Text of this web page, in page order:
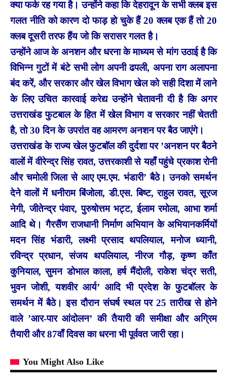
क्या फर्क रह गया है। उन्होंने कहा कि देहरादून के सभी क्लब इस
गलत नीति को कारण दो फाड़ हो चुके हैं 20 क्लब एक हैं तो 20
क्लब दूसरी तरफ हैंय जो कि सरासर गलत है।
उन्होंने आज के अनशन और धरना के माध्यम से मांग उठाई है कि
विभिन्न गुटों में बंटे सभी लोग अपनी ढपली, अपना राग अलापना
बंद करें, और सरकार और खेल विभाग खेल को सही दिशा में लाने
के लिए उचित कारवाई करेद्य उन्होंने चेतावनी दी है कि अगर
उत्तराखंड फुटबाल के हित में खेल विभाग व सरकार नहीं चेतती
है, तो 30 दिन के उपरांत वह आमरण अनशन पर बैठ जाएंगे।
उत्तराखंड के राज्य खेल फुटबॉल की दुर्दशा पर ’अनशन पर बैठने
वालों में वीरेन्द्र सिंह रावत, उत्तरकाशी से यहाँ पहुंचे प्रकाश रोनी
और चमोली जिला से आए एम.एम. भंडारी’ बैठे। उनको समर्थन
देने वालों में धनीराम बिंजोला, डी.एस. बिष्ट, राहुल रावत, सूरज
नेगी, जीतेन्द्र पंवार, पुरुषोत्तम भट्ट, ईलाम रमोला, आभा शर्मा
आदि थे। गैरसैंण राजधानी निर्माण अभियान के अभियानकर्मियों
मदन सिंह भंडारी, लक्ष्मी प्रसाद थपलियाल, मनोज ध्यानी,
रविन्द्र प्रधान, संजय थपलियाल, नीरज गौड़, कृष्ण काँत
कुनियाल, सुमन डोभाल काला, हर्ष मैंदोली, राकेश चंद्र सती,
भुवन जोशी, यशवीर आर्य’ आदि भी प्रदेश के फुटबॉलर के
समर्थन में बैठे। इस दौरान संघर्ष स्थल पर 25 तारीख से होने
वाले ’आर-पार आंदोलन’ की तैयारी की समीक्षा और अग्रिम
तैयारी और 87वाँ दिवस का धरना भी पूर्ववत जारी रहा।
You Might Also Like